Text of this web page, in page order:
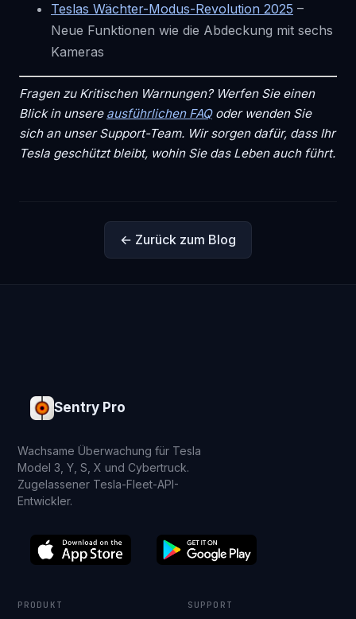
Teslas Wächter-Modus-Revolution 2025 –
Neue Funktionen wie die Abdeckung mit sechs
Kameras
Fragen zu Kritischen Warnungen? Werfen Sie einen
Blick in unsere ausführlichen FAQoder wenden Sie
sich an unser Support-Team. Wir sorgen dafür, dass Ihr
Tesla geschützt bleibt, wohin Sie das Leben auch führt.
← Zurück zum Blog
Sentry Pro
Wachsame Überwachung für Tesla
Model 3, Y, S, X und Cybertruck.
Zugelassener Tesla-Fleet-API-
Entwickler.
PRODUKT SUPPORT